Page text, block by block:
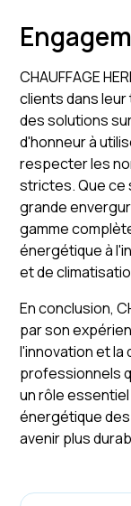
CHAUFFAGE
clients dans
des solutions
d'honneur à
respecter les
strictes. Que ce
grande
gamme
énergétique à
et de
En conclusion,
par son
l'innovation et la
professionnels
un rôle
énergétique
avenir plus